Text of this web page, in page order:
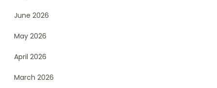
June 2026
May 2026
April 2026
March 2026